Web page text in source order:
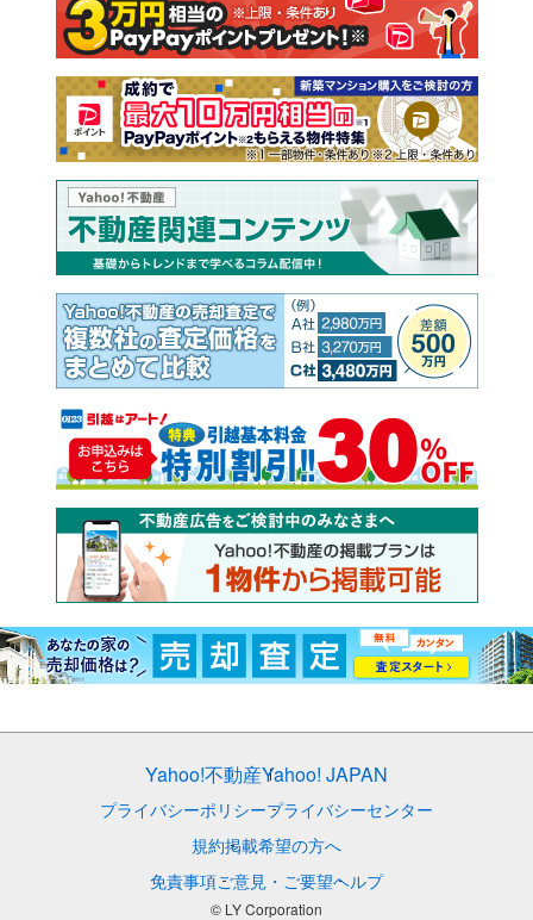
売却査定
Yahoo!不動産Yahoo! JAPAN
プライバシーポリシープライバシーセンター
規約掲載希望の方へ
免責事項ご意見・ご要望ヘルプ
© LY Corporation